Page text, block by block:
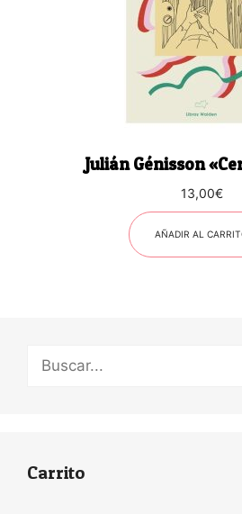
Julián Génisson
13,00€
AÑADIR AL
Carrito